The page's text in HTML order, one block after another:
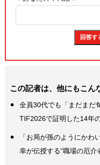
この記者は、他にもこん
全員30代でも「まだまだ
TIF2026で証明した14年
「お局が孫のようにかわ
幸が伝授する“職場の厄介